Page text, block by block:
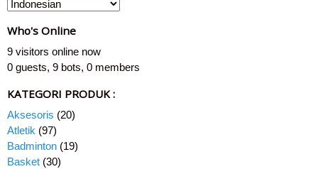
Who's Online
9 visitors online now
0 guests, 9 bots, 0 members
KATEGORI PRODUK :
Aksesoris (20)
Atletik (97)
Badminton (19)
Basket (30)